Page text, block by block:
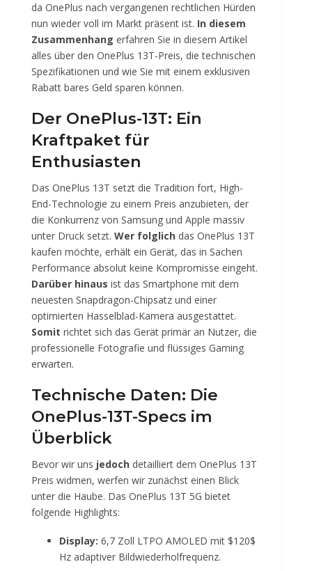
da OnePlus nach vergangenen rechtlichen Hürden
nun wieder voll im Markt präsent ist. In diesem
Zusammenhang erfahren Sie in diesem Artikel
alles über den OnePlus 13T-Preis, die technischen
Spezifikationen und wie Sie mit einem exklusiven
Rabatt bares Geld sparen können.
Der OnePlus-13T: Ein
Kraftpaket für
Enthusiasten
Das OnePlus 13T setzt die Tradition fort, High-
End-Technologie zu einem Preis anzubieten, der
die Konkurrenz von Samsung und Apple massiv
unter Druck setzt. Wer folglich das OnePlus 13T
kaufen möchte, erhält ein Gerät, das in Sachen
Performance absolut keine Kompromisse eingeht.
Darüber hinaus ist das Smartphone mit dem
neuesten Snapdragon-Chipsatz und einer
optimierten Hasselblad-Kamera ausgestattet.
Somit richtet sich das Gerät primär an Nutzer, die
professionelle Fotografie und flüssiges Gaming
erwarten.
Technische Daten: Die
OnePlus-13T-Specs im
Überblick
Bevor wir uns jedoch detailliert dem OnePlus 13T
Preis widmen, werfen wir zunächst einen Blick
unter die Haube. Das OnePlus 13T 5G bietet
folgende Highlights:
Display: 6,7 Zoll LTPO AMOLED mit $120$
Hz adaptiver Bildwiederholfrequenz.